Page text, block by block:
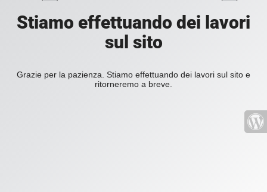
Stiamo effettuando dei lavori
sul sito
Grazie per la pazienza. Stiamo effettuando dei lavori sul sito e
ritorneremo a breve.